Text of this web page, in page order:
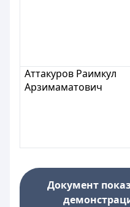
Аттакуров Раимкул
Арзимаматович
Документ